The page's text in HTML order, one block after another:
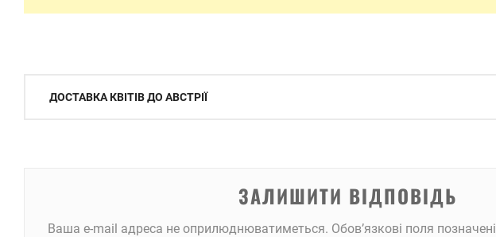
Навігація
ДОСТАВКА КВІТІВ ДО АВСТРІЇ
ЗАЛИШИТИ ВІДПОВІДЬ
Ваша e-mail адреса не оприлюднюватиметься. Обов’язкові поля позначені